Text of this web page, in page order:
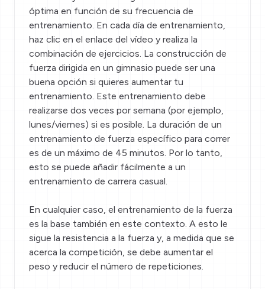
óptima en función de su frecuencia de
entrenamiento. En cada día de entrenamiento,
haz clic en el enlace del vídeo y realiza la
combinación de ejercicios. La construcción de
fuerza dirigida en un gimnasio puede ser una
buena opción si quieres aumentar tu
entrenamiento. Este entrenamiento debe
realizarse dos veces por semana (por ejemplo,
lunes/viernes) si es posible. La duración de un
entrenamiento de fuerza específico para correr
es de un máximo de 45 minutos. Por lo tanto,
esto se puede añadir fácilmente a un
entrenamiento de carrera casual.
En cualquier caso, el entrenamiento de la fuerza
es la base también en este contexto. A esto le
sigue la resistencia a la fuerza y, a medida que se
acerca la competición, se debe aumentar el
peso y reducir el número de repeticiones.